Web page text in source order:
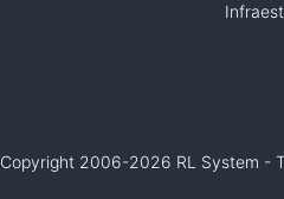
Copyright 2006-2026 RL System -